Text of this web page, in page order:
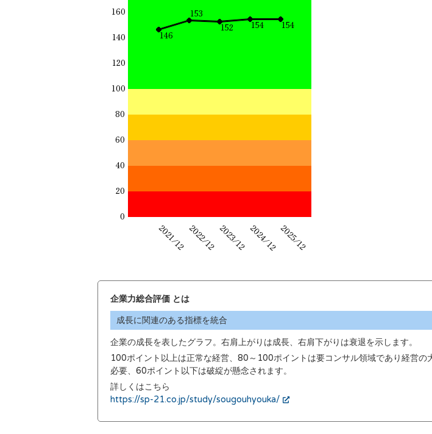
企業力総合評価 とは
成長に関連のある指標を統合
企業の成長を表したグラフ。右肩上がりは成長、右肩下がりは衰退を示します。
100ポイント以上は正常な経営、80～100ポイントは要コンサル領域であり経営の
必要、60ポイント以下は破綻が懸念されます。
詳しくはこちら
https://sp-21.co.jp/study/sougouhyouka/